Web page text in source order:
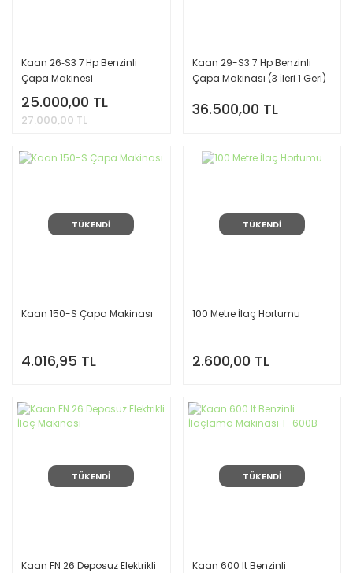
Kaan 26‑S3 7 Hp Benzinli
Çapa Makinesi
25.000,00 TL
27.000,00 TL
Kaan 29-S3 7 Hp Benzinli
Çapa Makinası (3 İleri 1 Geri)
36.500,00 TL
TÜKENDİ
Kaan 150-S Çapa Makinası
4.016,95 TL
TÜKENDİ
100 Metre İlaç Hortumu
2.600,00 TL
TÜKENDİ
Kaan FN 26 Deposuz Elektrikli
TÜKENDİ
Kaan 600 lt Benzinli